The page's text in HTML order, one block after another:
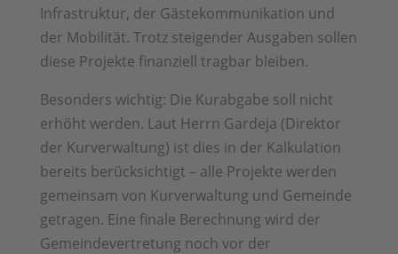
Infrastruktur, der Gästekommunikation und
der Mobilität. Trotz steigender Ausgaben sollen
diese Projekte finanziell tragbar bleiben.
Besonders wichtig: Die Kurabgabe soll nicht
erhöht werden. Laut Herrn Gardeja (Direktor
der Kurverwaltung) ist dies in der Kalkulation
bereits berücksichtigt – alle Projekte werden
gemeinsam von Kurverwaltung und Gemeinde
getragen. Eine finale Berechnung wird der
Gemeindevertretung noch vor der